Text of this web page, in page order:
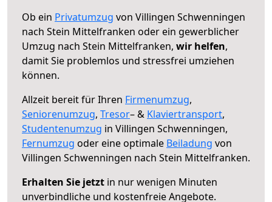
Ob ein Privatumzug von Villingen Schwenningen
nach Stein Mittelfranken oder ein gewerblicher
Umzug nach Stein Mittelfranken, wir helfen,
damit Sie problemlos und stressfrei umziehen
können.
Allzeit bereit für Ihren Firmenumzug,
Seniorenumzug, Tresor– & Klaviertransport,
Studentenumzug in Villingen Schwenningen,
Fernumzug oder eine optimale Beiladung von
Villingen Schwenningen nach Stein Mittelfranken.
Erhalten Sie jetzt in nur wenigen Minuten
unverbindliche und kostenfreie Angebote.